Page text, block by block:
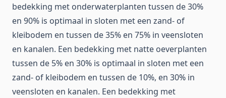
bedekking met onderwaterplanten tussen de 30%
en 90% is optimaal in sloten met een zand- of
kleibodem en tussen de 35% en 75% in veensloten
en kanalen. Een bedekking met natte oeverplanten
tussen de 5% en 30% is optimaal in sloten met een
zand- of kleibodem en tussen de 10%, en 30% in
veensloten en kanalen. Een bedekking met